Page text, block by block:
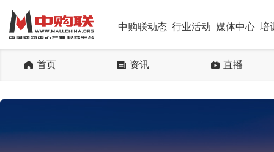
中购联动态 行业活动 媒体中心 培
首页 资讯 直播